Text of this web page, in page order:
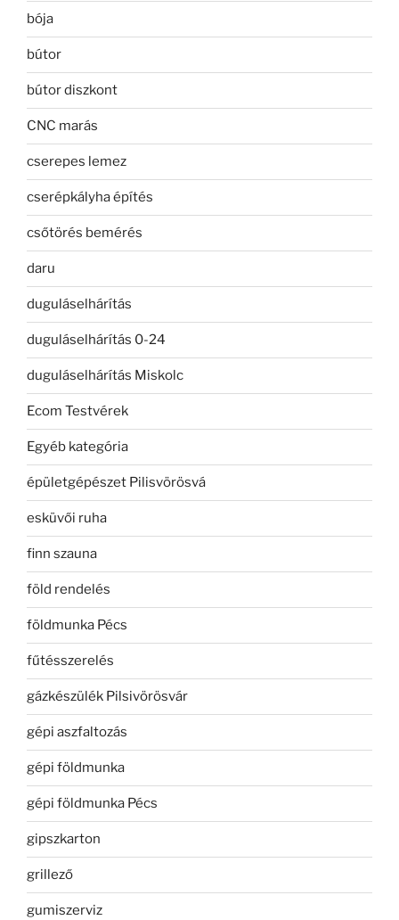
bója
bútor
bútor diszkont
CNC marás
cserepes lemez
cserépkályha építés
csőtörés bemérés
daru
duguláselhárítás
duguláselhárítás 0-24
duguláselhárítás Miskolc
Ecom Testvérek
Egyéb kategória
épületgépészet Pilisvörösvá
esküvői ruha
finn szauna
föld rendelés
földmunka Pécs
fűtésszerelés
gázkészülék Pilsivörösvár
gépi aszfaltozás
gépi földmunka
gépi földmunka Pécs
gipszkarton
grillező
gumiszerviz